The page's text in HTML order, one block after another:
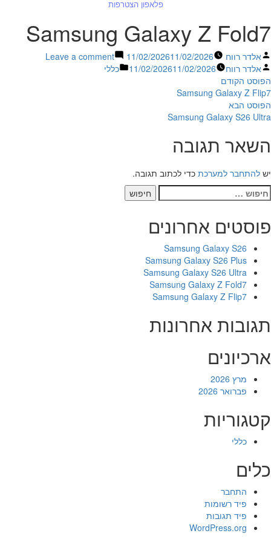
פלאפון הצטרפות
Samsung Galaxy Z Fold7
פורסם
על
ידי
אלדר רווח 11/02/202611/02/2026
Leave a comment
פורסם
על
ידי
אלדר רווח 11/02/202611/02/2026
Posted
כללי
ניווט
הפוסט הקודם
קודם:
Samsung Galaxy Z Flip7
הפוסט הבאהפוסט
הבא:
Samsung Galaxy S26 Ultra
השאר תגובה
יש להתחבר למערכת כדי לכתוב תגובה.
חיפוש:
פוסטים אחרונים
Samsung Galaxy S26
Samsung Galaxy S26 Plus
Samsung Galaxy S26 Ultra
Samsung Galaxy Z Fold7
Samsung Galaxy Z Flip7
תגובות אחרונות
ארכיונים
מרץ 2026
פברואר 2026
קטגוריות
כללי
כלים
התחבר
פיד רשומות
פיד תגובות
WordPress.org